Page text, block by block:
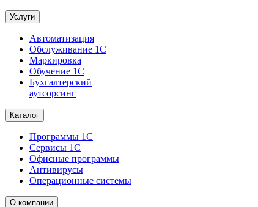
Услуги
Автоматизация
Обслуживание 1С
Маркировка
Обучение 1С
Бухгалтерский
аутсорсинг
Каталог
Программы 1С
Сервисы 1С
Офисные программы
Антивирусы
Операционные системы
О компании